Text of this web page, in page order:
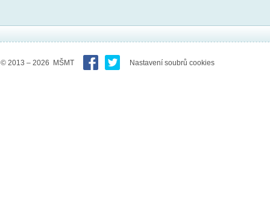
© 2013 – 2026 MŠMT Nastavení soubrů cookies